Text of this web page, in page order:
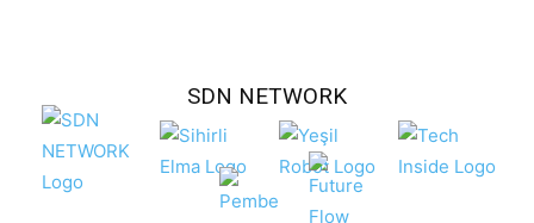
SDN NETWORK